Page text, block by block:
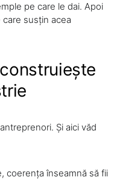
pe care le dai. Apoi
susțin acea
Și aici văd
coerența înseamnă să fii